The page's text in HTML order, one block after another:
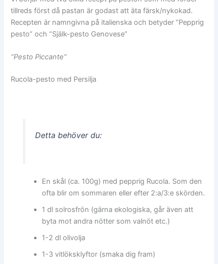
tillreds först då pastan är godast att äta färsk/nykokad.
Recepten är namngivna på italienska och betyder “Pepprig
pesto” och “Själk-pesto Genovese”
“Pesto Piccante”
Rucola-pesto med Persilja
Detta behöver du:
En skål (ca. 100g) med pepprig Rucola. Som den
ofta blir om sommaren eller efter 2:a/3:e skörden.
1 dl solrosfrön (gärna ekologiska, går även att
byta mot andra nötter som valnöt etc.)
1-2 dl olivolja
1-3 vitlöksklyftor (smaka dig fram)